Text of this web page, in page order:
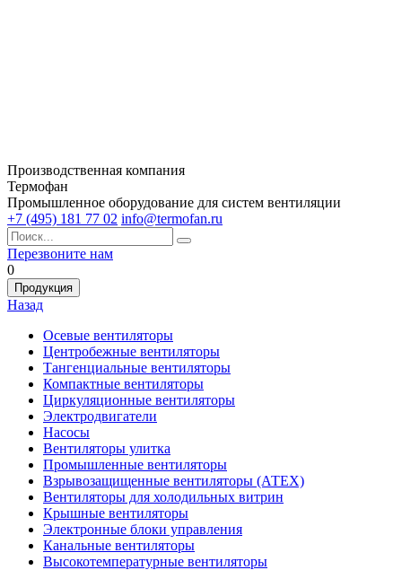
Производственная компания
Термофан
Промышленное оборудование для систем вентиляции
+7 (495) 181 77 02 info@termofan.ru
Перезвоните нам
0
Продукция
Назад
Осевые вентиляторы
Центробежные вентиляторы
Тангенциальные вентиляторы
Компактные вентиляторы
Циркуляционные вентиляторы
Электродвигатели
Насосы
Вентиляторы улитка
Промышленные вентиляторы
Взрывозащищенные вентиляторы (АТЕХ)
Вентиляторы для холодильных витрин
Крышные вентиляторы
Электронные блоки управления
Канальные вентиляторы
Высокотемпературные вентиляторы